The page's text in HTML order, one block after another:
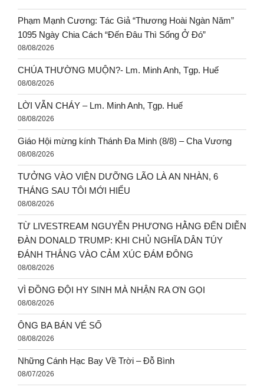
Phạm Mạnh Cương: Tác Giả “Thương Hoài Ngàn Năm”
1095 Ngày Chia Cách “Đến Đâu Thì Sống Ở Đó”
08/08/2026
CHÚA THƯỜNG MUỘN?- Lm. Minh Anh, Tgp. Huế
08/08/2026
LỜI VẪN CHÁY – Lm. Minh Anh, Tgp. Huế
08/08/2026
Giáo Hội mừng kính Thánh Đa Minh (8/8) – Cha Vương
08/08/2026
TƯỞNG VÀO VIỆN DƯỠNG LÃO LÀ AN NHÀN, 6
THÁNG SAU TÔI MỚI HIỂU
08/08/2026
TỪ LIVESTREAM NGUYỄN PHƯƠNG HẰNG ĐẾN DIỄN
ĐÀN DONALD TRUMP: KHI CHỦ NGHĨA DÂN TÚY
ĐÁNH THẲNG VÀO CẢM XÚC ĐÁM ĐÔNG
08/08/2026
VÌ ĐỒNG ĐỘI HY SINH MÀ NHẬN RA ƠN GỌI
08/08/2026
ÔNG BA BÁN VÉ SỐ
08/08/2026
Những Cánh Hạc Bay Về Trời – Đỗ Bình
08/07/2026